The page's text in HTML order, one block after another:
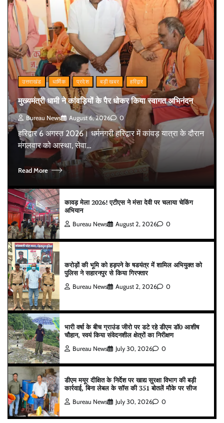
उत्तराखंड धार्मिक प्रदेश बड़ी खबर हरिद्वार
मुख्यमंत्री धामी ने कांवड़ियों के पैर धोकर किया स्वागत अभिनंदन
Bureau News August 6, 2026 0
हरिद्वार 6 अगस्त 2026। धर्मनगरी हरिद्वार में कांवड़ यात्रा के दौरान
मंगलवार को आस्था, सेवा…
Read More
कावड़ मेला 2026! एटीएस ने मंसा देवी पर चलाया चेकिंग
अभियान
Bureau News August 2, 2026 0
करोड़ों की भूमि को हड़पने के षडयंत्र में शामिल अभियुक्त को
पुलिस ने सहारनपुर से किया गिरफ्तार
Bureau News August 2, 2026 0
भारी वर्षा के बीच ग्राउंड जीरो पर डटे रहे डीएम डॉ0 आशीष
चौहान, स्वयं किया संवेदनशील क्षेत्रों का निरीक्षण
Bureau News July 30, 2026 0
डीएम मयूर दीक्षित के निर्देश पर खाद्य सुरक्षा विभाग की बड़ी
कार्रवाई, बिना लेबल के सॉस की 351 बोतलें मौके पर सीज
Bureau News July 30, 2026 0